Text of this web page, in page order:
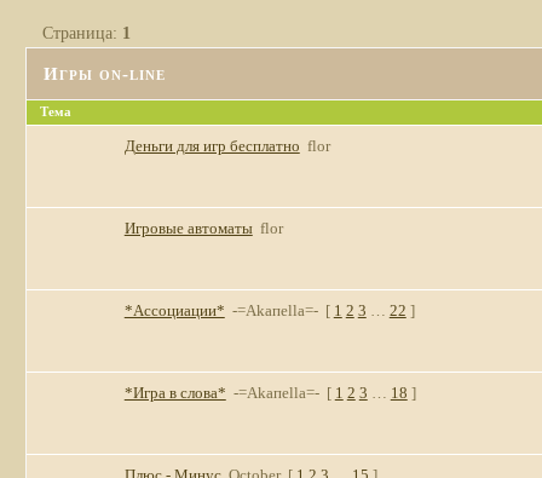
Игры on-line
Страница: 1
Тема
Деньги для игр бесплатно flor
Игровые автоматы flor
*Ассоциации* -=Akaпella=- [ 1 2 3 … 22 ]
*Игра в слова* -=Akaпella=- [ 1 2 3 … 18 ]